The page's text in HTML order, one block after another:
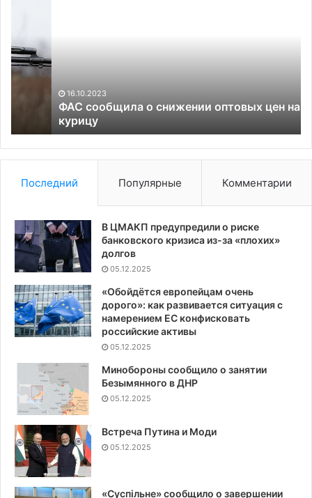
оптовых
цен
на
16.10.2023
ФАС сообщила о снижении оптовых цен на
Последний Популярные Комментарии
В ЦМАКП предупредили о риске
банковского кризиса из-за «плохих»
долгов
05.12.2025
«Обойдётся европейцам очень
дорого»: как развивается ситуация с
намерением ЕС конфисковать
российские активы
05.12.2025
Минобороны сообщило о занятии
Безымянного в ДНР
05.12.2025
Встреча Путина и Моди
05.12.2025
«Суспiльне» сообщило о завершении